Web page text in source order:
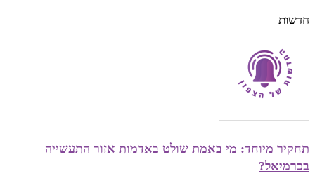
חדשות
תחקיר מיוחד: מי באמת שולט באדמות אזור התעשייה
בכרמיאל?